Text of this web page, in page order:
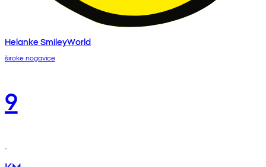
Helanke SmileyWorld
široke nogavice
9